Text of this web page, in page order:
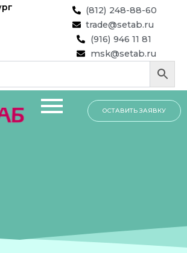
(812) 248-88-60
trade@setab.ru
(916) 946 11 81
msk@setab.ru
ОСТАВИТЬ ЗАЯВКУ